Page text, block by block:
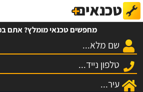
מחפשים טכנאי מומלץ? אתם